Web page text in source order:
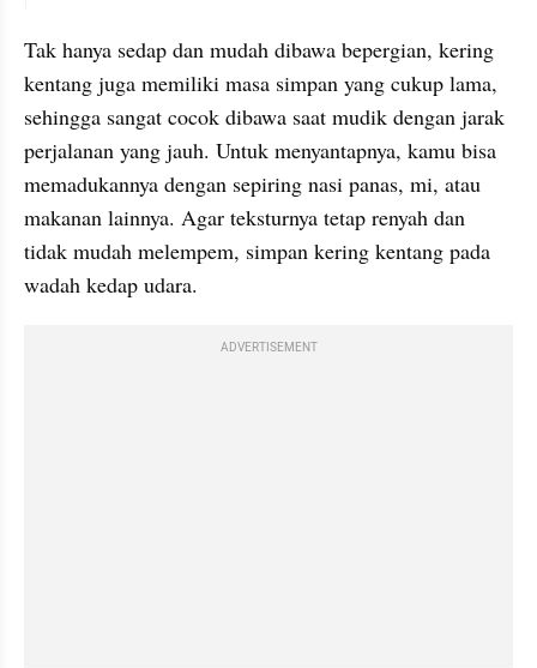
Tak hanya sedap dan mudah dibawa bepergian, kering
kentang juga memiliki masa simpan yang cukup lama,
sehingga sangat cocok dibawa saat mudik dengan jarak
perjalanan yang jauh. Untuk menyantapnya, kamu bisa
memadukannya dengan sepiring nasi panas, mi, atau
makanan lainnya. Agar teksturnya tetap renyah dan
tidak mudah melempem, simpan kering kentang pada
wadah kedap udara.
ADVERTISEMENT